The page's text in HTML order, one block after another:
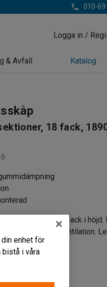
010-69
Logga in /
& Avfall Katalog
18 fack,
med sockel och 6 fack i
stomme för god ventilation.
enhet för
bistå i våra